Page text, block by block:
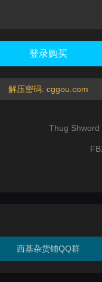
登录购买
解压密码: cggou.com
Thug Shword
西基杂货铺QQ群